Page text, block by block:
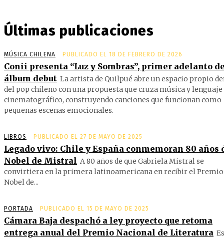
Últimas publicaciones
MÚSICA CHILENA PUBLICADO EL 18 DE FEBRERO DE 2026
Conii presenta “Luz y Sombras”, primer adelanto
álbum debut La artista de Quilpué abre un espacio propio
del pop chileno con una propuesta que cruza música y lenguaje
cinematográfico, construyendo canciones que funcionan como
pequeñas escenas emocionales.
LIBROS PUBLICADO EL 27 DE MAYO DE 2025
Legado vivo: Chile y España conmemoran 80 años
Nobel de Mistral A 80 años de que Gabriela Mistral se
convirtiera en la primera latinoamericana en recibir el Premio
Nobel de...
PORTADA PUBLICADO EL 15 DE MAYO DE 2025
Cámara Baja despachó a ley proyecto que retoma
entrega anual del Premio Nacional de Literatura